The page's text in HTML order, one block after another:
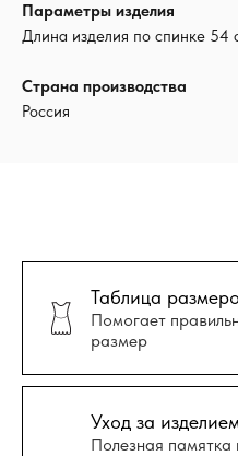
Параметры изделия
Длина изделия по спинке 54
Страна производства
Россия
Таблица
Помогает
размер
Уход за изделием
Полезная памятка